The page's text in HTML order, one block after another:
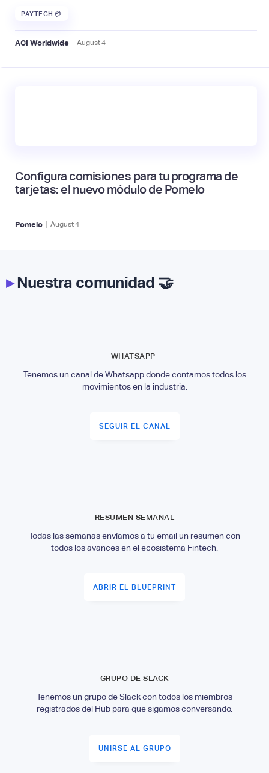
PAYTECH 💳
ACI Worldwide | August4
Configura comisiones para tu programa de
tarjetas: el nuevo módulo de Pomelo
Pomelo | August4
▸Nuestra comunidad 🤝
WHATSAPP
Tenemos un canal de Whatsapp donde contamos todos los
movimientos en la industria.
SEGUIR EL CANAL
RESUMEN SEMANAL
Todas las semanas envíamos a tu email un resumen con
todos los avances en el ecosistema Fintech.
ABRIR EL BLUEPRINT
GRUPO DE SLACK
Tenemos un grupo de Slack con todos los miembros
registrados del Hub para que sigamos conversando.
UNIRSE AL GRUPO